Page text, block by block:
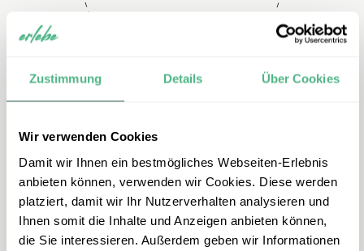
Zustimmung Details Über Cookies
Wir verwenden Cookies
Damit wir Ihnen ein bestmögliches Webseiten-Erlebnis
anbieten können, verwenden wir Cookies. Diese werden
platziert, damit wir Ihr Nutzerverhalten analysieren und
Ihnen somit die Inhalte und Anzeigen anbieten können,
die Sie interessieren. Außerdem geben wir Informationen
E-Mail
griechenland@erlebe.de